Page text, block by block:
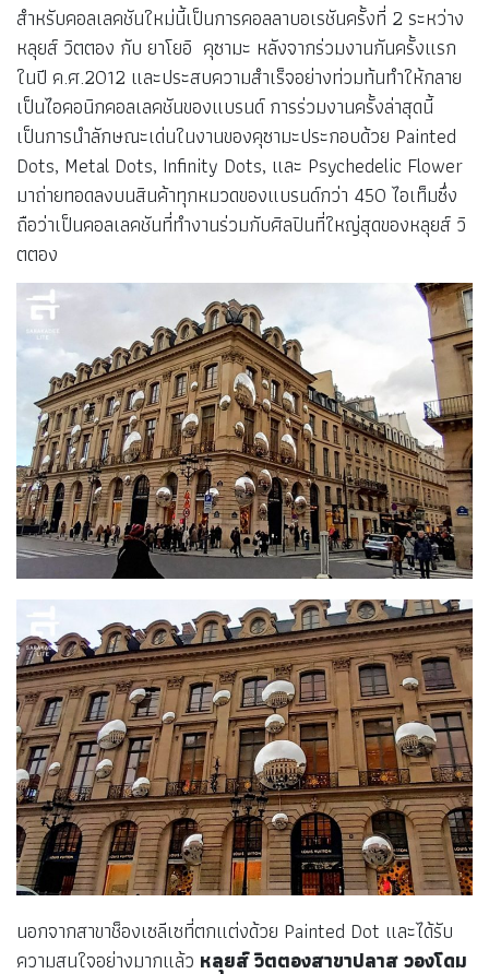
สำหรับคอลเลคชันใหม่นี้เป็นการคอลลาบอเรชันครั้งที่ 2 ระหว่าง
หลุยส์ วิตตอง กับ ยาโยอิ คุซามะ หลังจากร่วมงานกันครั้งแรก
ในปี ค.ศ.2012 และประสบความสำเร็จอย่างท่วมท้นทำให้กลาย
เป็นไอคอนิกคอลเลคชันของแบรนด์ การร่วมงานครั้งล่าสุดนี้
เป็นการนำลักษณะเด่นในงานของคุซามะประกอบด้วย Painted
Dots, Metal Dots, Infinity Dots, และ Psychedelic Flower
มาถ่ายทอดลงบนสินค้าทุกหมวดของแบรนด์กว่า 450 ไอเท็มซึ่ง
ถือว่าเป็นคอลเลคชันที่ทำงานร่วมกับศิลปินที่ใหญ่สุดของหลุยส์ วิ
ตตอง
นอกจากสาขาช็องเซลีเซที่ตกแต่งด้วย Painted Dot และได้รับ
ความสนใจอย่างมากแล้ว หลุยส์ วิตตองสาขาปลาส วองโดม